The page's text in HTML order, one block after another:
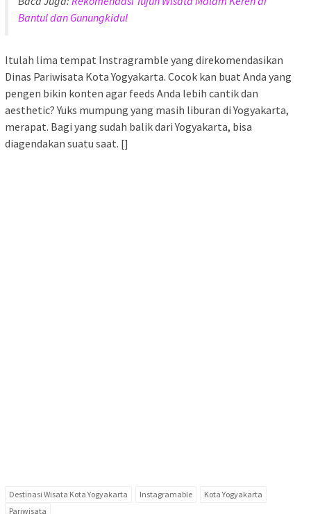
Bantul dan Gunungkidul
Itulah lima tempat Instragramble yang direkomendasikan
Dinas Pariwisata Kota Yogyakarta. Cocok kan buat Anda yang
pengen bikin konten agar feeds Anda lebih cantik dan
aesthetic? Yuks mumpung yang masih liburan di Yogyakarta,
merapat. Bagi yang sudah balik dari Yogyakarta, bisa
diagendakan suatu saat. []
Destinasi Wisata Kota Yogyakarta Instagramable
Kota Yogyakarta
Pariwisata